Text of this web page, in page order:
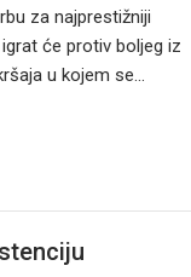
za najprestižniji
će protiv boljeg iz
u kojem se…